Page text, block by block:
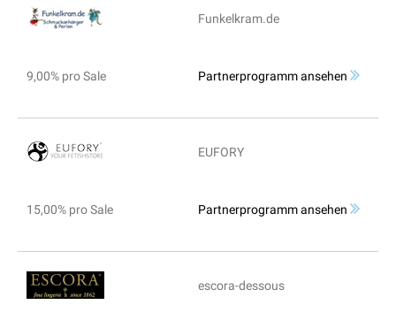
Funkelkram.de
9,00% pro Sale Partnerprogramm ansehen
EUFORY
15,00% pro Sale Partnerprogramm ansehen
escora-dessous